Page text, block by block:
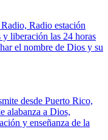
Radio estación
y liberación las 24 horas
el nombre de Dios y su
desde Puerto Rico,
alabanza a Dios,
y enseñanza de la